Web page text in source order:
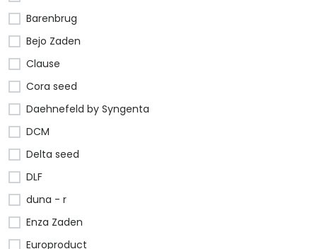
Barenbrug
Bejo Zaden
Clause
Cora seed
Daehnefeld by Syngenta
DCM
Delta seed
DLF
duna - r
Enza Zaden
Europroduct